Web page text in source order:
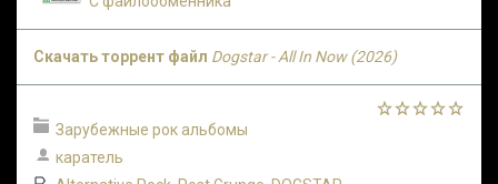
Скачать торрент файл Dogstar - All In Now (2026)
Зарубежные рок альбомы
каратель